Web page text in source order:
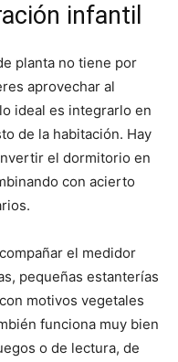
infantil
planta no tiene por
aprovechar al
ideal es integrarlo en
de la habitación. Hay
el dormitorio en
con acierto
el medidor
pequeñas estanterías
motivos vegetales
funciona muy bien
o de lectura, de